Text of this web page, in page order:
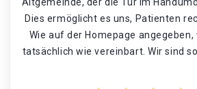
Dies ermöglicht es uns, Patienten
Wie auf der Homepage
tatsächlich wie vereinbart. Wir sind